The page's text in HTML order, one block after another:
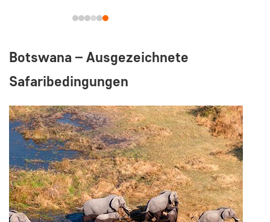
Botswana – Ausgezeichnete
Safaribedingungen